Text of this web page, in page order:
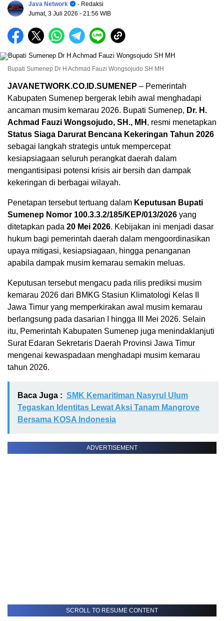
Java Network
- Redaksi
Jumat, 3 Juli 2026 - 21:56 WIB
Bupati Sumenep Dr H Achmad Fauzi Wongsojudo SH MH
JAVANETWORK.CO.ID.SUMENEP – Pemerintah
Kabupaten Sumenep bergerak lebih awal menghadapi
ancaman musim kemarau 2026. Bupati Sumenep, Dr. H.
Achmad Fauzi Wongsojudo, SH., MH , resmi menetapkan
Status Siaga Darurat Bencana Kekeringan Tahun 2026
sebagai langkah strategis untuk mempercepat
kesiapsiagaan seluruh perangkat daerah dalam
mengantisipasi potensi krisis air bersih dan dampak
kekeringan di berbagai wilayah.
Penetapan tersebut tertuang dalam Keputusan Bupati
Sumenep Nomor 100.3.3.2/185/KEP/013/2026 yang
ditetapkan pada 20 Mei 2026. Kebijakan ini menjadi dasar
hukum bagi pemerintah daerah dalam mengoordinasikan
upaya mitigasi, kesiapsiagaan, hingga penanganan
apabila dampak musim kemarau semakin meluas.
Keputusan tersebut mengacu pada rilis prediksi musim
kemarau 2026 dari BMKG Stasiun Klimatologi Kelas II
Jawa Timur yang memperkirakan awal musim kemarau
berlangsung pada dasarian I hingga III Mei 2026. Selain
itu, Pemerintah Kabupaten Sumenep juga menindaklanjuti
Surat Edaran Sekretaris Daerah Provinsi Jawa Timur
mengenai kewaspadaan menghadapi musim kemarau
tahun 2026.
Baca Juga : SMK Kemaritiman Nasyrul Ulum
Tegaskan Identitas Lewat Aksi Tanam Mangrove
Bersama KOSA Indonesia
ADVERTISEMENT
SCROLL TO RESUME CONTENT